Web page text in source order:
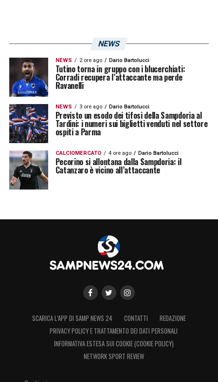
NEWS
NEWS 2 ore ago Dario Bartolucci
Tutino torna in gruppo con i blucerchiati:
Corradi recupera l’attaccante ma perde
Ravanelli
NEWS 3 ore ago Dario Bartolucci
Previsto un esodo dei tifosi della Sampdoria al
Tardini: i numeri sui biglietti venduti nel settore
ospiti a Parma
CALCIOMERCATO 4 ore ago Dario Bartolucci
Pecorino si allontana dalla Sampdoria: il
Catanzaro è vicino all’attaccante
SCARICA L’APP DI SAMP NEWS 24 CONTATTI
REDAZIONE
PRIVACY POLICY E TRATTAMENTO DEI DATI PERSONALI
INFORMATIVA ESTESA SUI COOKIE (COOKIE POLICY)
NETWORK SPORT REVIEW